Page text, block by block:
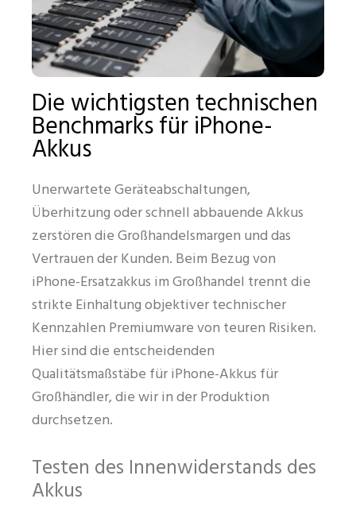
Die wichtigsten technischen
Benchmarks für iPhone-
Akkus
Unerwartete Geräteabschaltungen,
Überhitzung oder schnell abbauende Akkus
zerstören die Großhandelsmargen und das
Vertrauen der Kunden. Beim Bezug von
iPhone-Ersatzakkus im Großhandel trennt die
strikte Einhaltung objektiver technischer
Kennzahlen Premiumware von teuren Risiken.
Hier sind die entscheidenden
Qualitätsmaßstäbe für iPhone-Akkus für
Großhändler, die wir in der Produktion
durchsetzen.
Testen des Innenwiderstands des
Akkus